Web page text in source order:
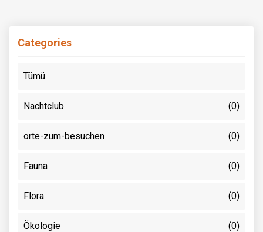
Categories
Tümü
Nachtclub (0)
orte-zum-besuchen (0)
Fauna (0)
Flora (0)
Ökologie (0)